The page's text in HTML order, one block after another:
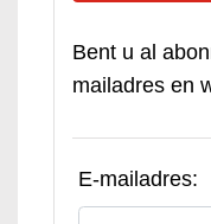
Bent u al
mailadres en
E-mailadres: